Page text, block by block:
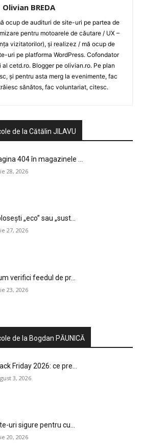
Olivian BREDA
ocup de audituri de site-uri pe partea de
pentru motoarele de căutare / UX –
vizitatorilor), și realizez / mă ocup de
uri pe platforma WordPress. Cofondator
cetd.ro. Blogger pe olivian.ro. Pe plan
și pentru asta merg la evenimente, fac
sănătos, fac voluntariat, citesc.
de la Cătălin JILAVU
404 în magazinele ...
28, 2026
„eco” sau „sust...
27, 2026
verifici feedul de pr...
23, 2026
de la Bogdan PĂUNICĂ
Friday 2026: ce pre...
3, 2026
uri sigure pentru cu...
20, 2026